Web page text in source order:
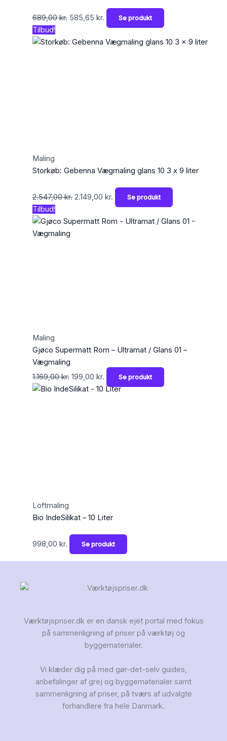
689,00kr. 585,65 kr. Se produkt
Tilbud!
Maling
Storkøb: Gebenna Vægmaling glans 10 3 x 9 liter
2.547,00kr. 2.149,00 kr. Se produkt
Tilbud!
Maling
Gjøco Supermatt Rom – Ultramat / Glans 01 –
Vægmaling
1.169,00kr. 199,00 kr. Se produkt
Loftmaling
Bio IndeSilikat – 10 Liter
998,00 kr. Se produkt
Værktøjspriser.dk er en dansk ejet portal med fokus
på sammenligning af priser på værktøj og
byggematerialer.
Vi klæder dig på med gør-det-selv guides,
anbefalinger af grej og byggematerialer samt
sammenligning af priser, på tværs af udvalgte
forhandlere fra hele Danmark.